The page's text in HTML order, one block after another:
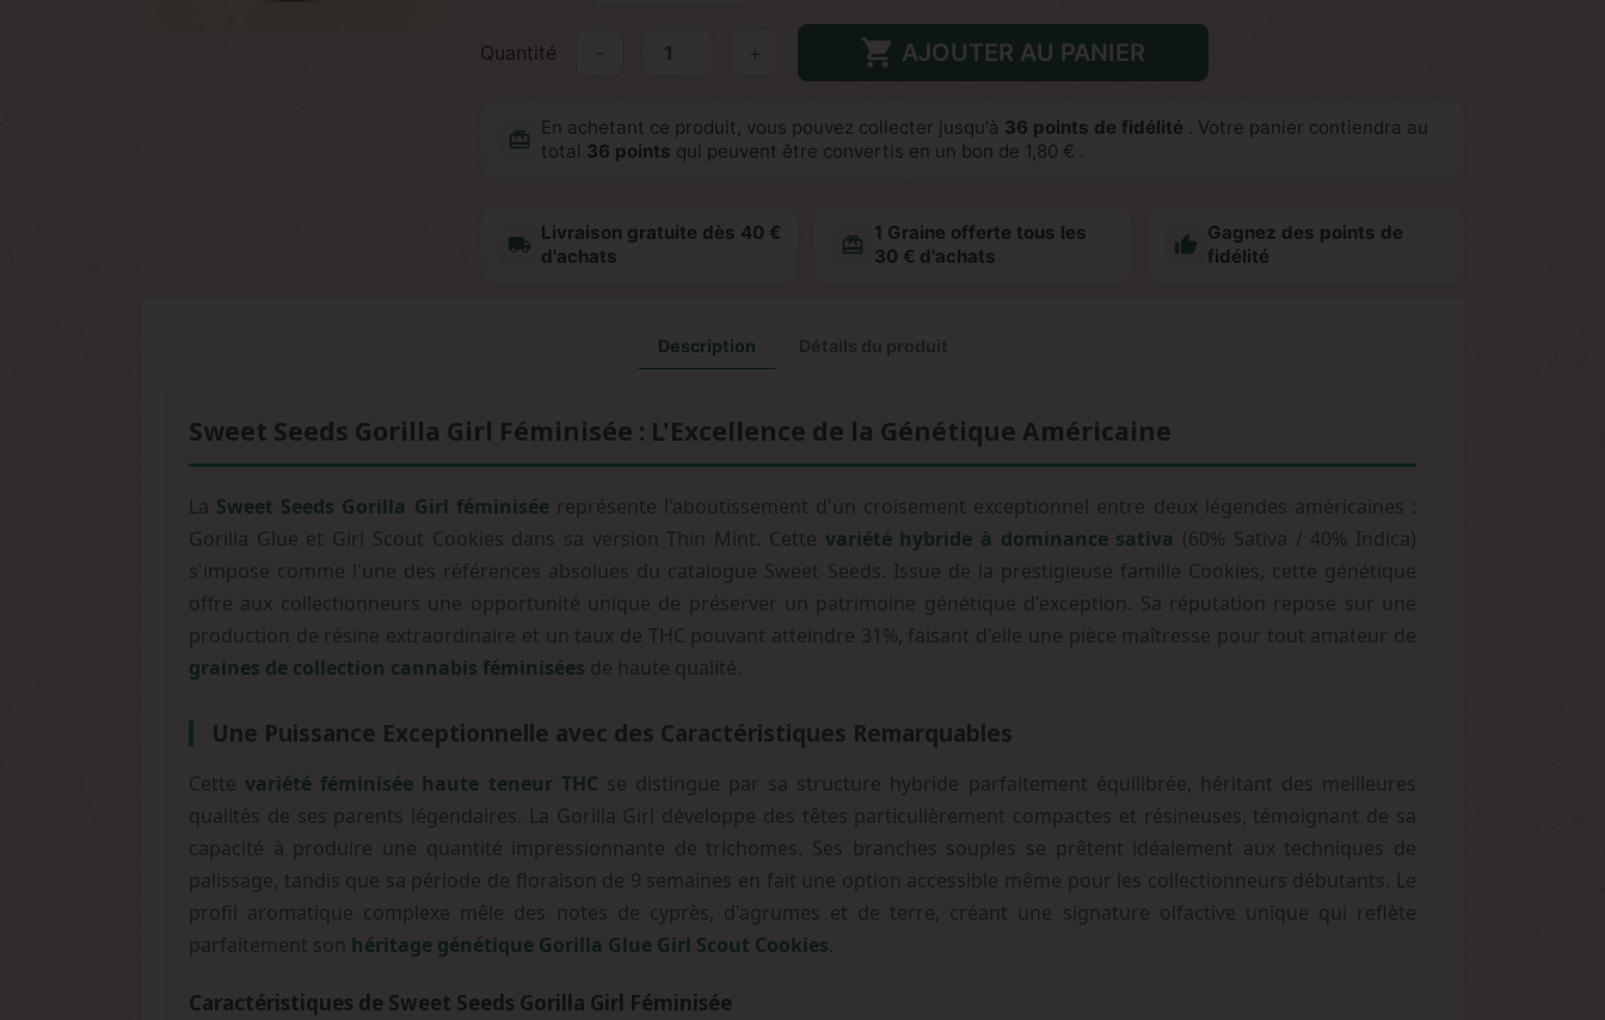
Quantité +  AJOUTER AU PANIER
redeem
En achetant ce produit, vous pouvez collecter jusqu'à 36 points de fidélité . Votre panier contiendra au
total 36 points qui peuvent être convertis en un bon de 1,80 € .
local_shipping
Livraison gratuite dès 40 €
d'achats
redeem
1 Graine offerte tous les
30 € d'achats

Gagnez des points de
fidélité
Description
Sweet Seeds Gorilla Girl Féminisée : L'Excellence de la Génétique Américaine
La Sweet Seeds Gorilla Girl féminiséereprésente l'aboutissement d'un croisement exceptionnel entre deux légendes américaines :
Gorilla Glue et Girl Scout Cookies dans sa version Thin Mint. Cette variété hybride à dominance sativa (60% Sativa / 40% Indica)
s'impose comme l'une des références absolues du catalogue Sweet Seeds. Issue de la prestigieuse famille Cookies, cette génétique
offre aux collectionneurs une opportunité unique de préserver un patrimoine génétique d'exception. Sa réputation repose sur une
production de résine extraordinaire et un taux de THC pouvant atteindre 31%, faisant d'elle une pièce maîtresse pour tout amateur de
graines de collection cannabis féminisées de haute qualité.
Une Puissance Exceptionnelle avec des Caractéristiques Remarquables
Cettevariété féminisée haute teneur THC se distingue par sa structure hybride parfaitement équilibrée, héritant des meilleures
qualités de ses parents légendaires. La Gorilla Girl développe des têtes particulièrement compactes et résineuses, témoignant de sa
capacité à produire une quantité impressionnante de trichomes. Ses branches souples se prêtent idéalement aux techniques de
palissage, tandis que sa période de floraison de 9 semaines en fait une option accessible même pour les collectionneurs débutants. Le
profil aromatique complexe mêle des notes de cyprès, d'agrumes et de terre, créant une signature olfactive unique qui reflète
parfaitement son héritage génétique Gorilla Glue Girl Scout Cookies.
Caractéristiques de Sweet Seeds Gorilla Girl Féminisée